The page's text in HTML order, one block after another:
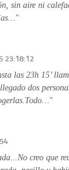
sin aire ni
23:18:12
las 23h 15’
dos
creo que